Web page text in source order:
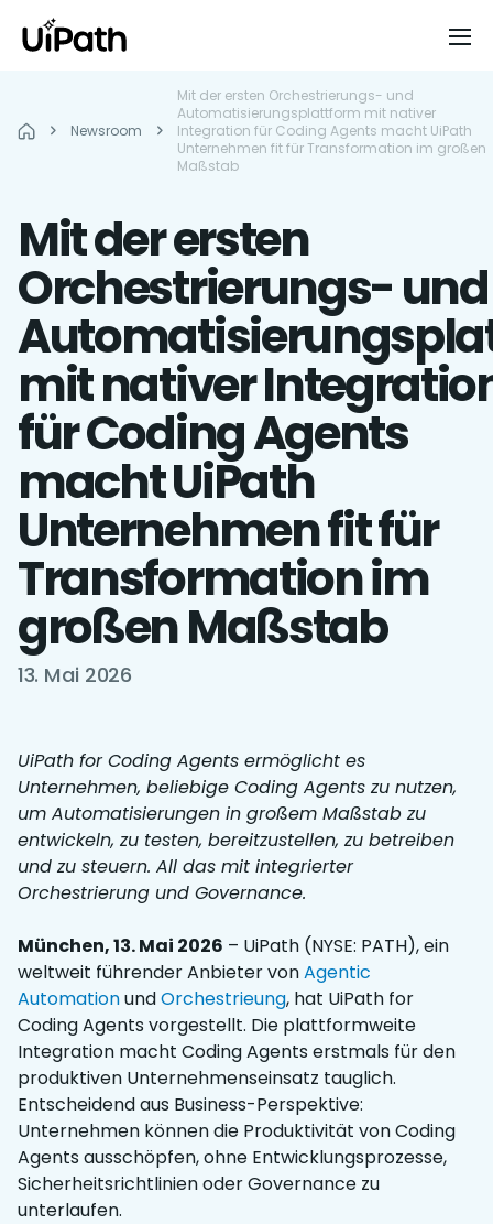
Newsroom
Mit der ersten Orchestrierungs- und
Automatisierungsplattform mit nativer
Integration für Coding Agents macht UiPath
Unternehmen fit für Transformation im großen
Maßstab
Mit der ersten
Orchestrierungs- und
mit nativer
für Coding Agents
macht UiPath
Unternehmen fit für
Transformation im
großen Maßstab
13. Mai 2026
UiPath for Coding Agents ermöglicht es
Unternehmen, beliebige Coding Agents zu nutzen,
um Automatisierungen in großem Maßstab zu
entwickeln, zu testen, bereitzustellen, zu betreiben
und zu steuern. All das mit integrierter
Orchestrierung und Governance.
München, 13. Mai 2026 – UiPath (NYSE: PATH), ein
weltweit führender Anbieter vonAgentic
AutomationundOrchestrieung, hat UiPath for
Coding Agents vorgestellt. Die plattformweite
Integration macht Coding Agents erstmals für den
produktiven Unternehmenseinsatz tauglich.
Entscheidend aus Business-Perspektive:
Unternehmen können die Produktivität von Coding
Agents ausschöpfen, ohne Entwicklungsprozesse,
Sicherheitsrichtlinien oder Governance zu
unterlaufen.